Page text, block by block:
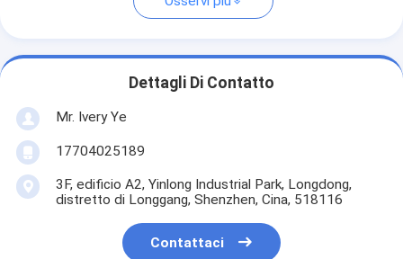
Dettagli Di Contatto
Mr. Ivery Ye
17704025189
3F, edificio A2, Yinlong Industrial Park, Longdong,
distretto di Longgang, Shenzhen, Cina, 518116
Contattaci